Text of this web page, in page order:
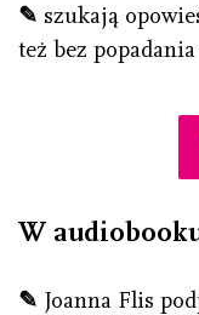
✎ szukają
też bez
W
✎ Joanna Flis